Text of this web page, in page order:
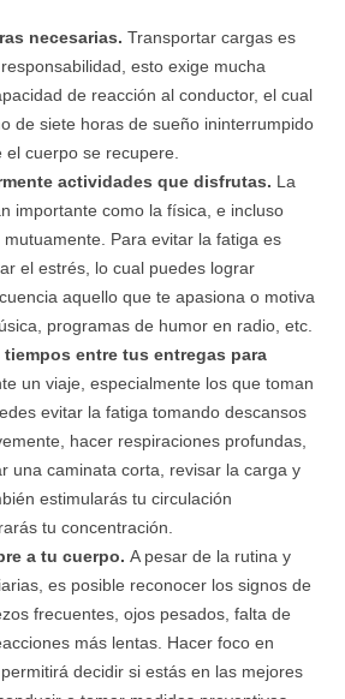
necesarias. Transportar cargas es
esto exige mucha
de reacción al conductor, el cual
de siete horas de sueño ininterrumpido
el cuerpo se recupere.
actividades que disfrutas. La
importante como la física, e incluso
Para evitar la fatiga es
el estrés, lo cual puedes lograr
aquello que te apasiona o motiva
programas de humor en radio, etc.
entre tus entregas para
un viaje, especialmente los que toman
evitar la fatiga tomando descansos
hacer respiraciones profundas,
una caminata corta, revisar la carga y
estimularás tu circulación
tu concentración.
a tu cuerpo. A pesar de la rutina y
es posible reconocer los signos de
frecuentes, ojos pesados, falta de
más lentas. Hacer foco en
decidir si estás en las mejores